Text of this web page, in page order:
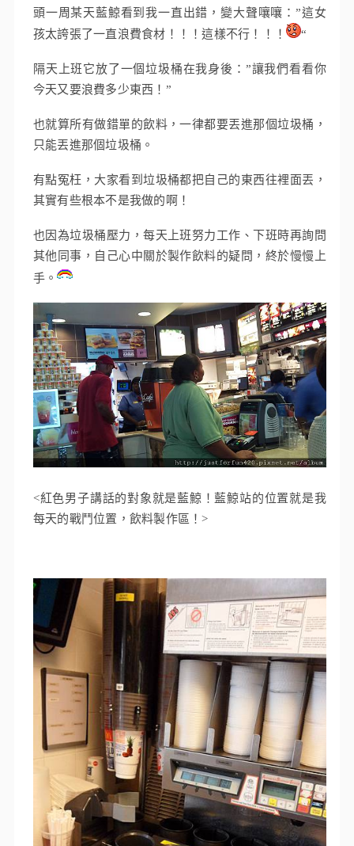
頭一周某天藍鯨看到我一直出錯，變大聲嚷嚷：”這女
孩太誇張了一直浪費食材！！！這樣不行！！！
“
隔天上班它放了一個垃圾桶在我身後：”讓我們看看你
今天又要浪費多少東西！”
也就算所有做錯單的飲料，一律都要丟進那個垃圾桶，
只能丟進那個垃圾桶。
有點冤枉，大家看到垃圾桶都把自己的東西往裡面丟，
其實有些根本不是我做的啊！
也因為垃圾桶壓力，每天上班努力工作、下班時再詢問
其他同事，自己心中關於製作飲料的疑問，終於慢慢上
手。
<紅色男子講話的對象就是藍鯨！藍鯨站的位置就是我
每天的戰鬥位置，飲料製作區！>